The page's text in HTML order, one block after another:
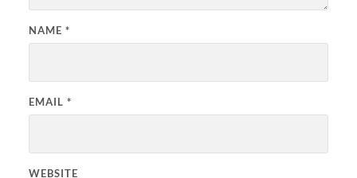
NAME *
EMAIL *
WEBSITE